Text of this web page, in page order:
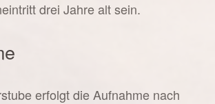
drei Jahre alt sein.
erfolgt die Aufnahme nach